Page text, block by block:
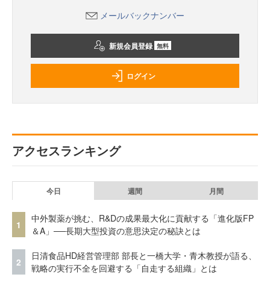
メールバックナンバー
新規会員登録 無料
ログイン
アクセスランキング
今日 週間 月間
1
中外製薬が挑む、R&Dの成果最大化に貢献する「進化版FP
＆A」──長期大型投資の意思決定の秘訣とは
2
日清食品HD経営管理部 部長と一橋大学・青木教授が語る、
戦略の実行不全を回避する「自走する組織」とは